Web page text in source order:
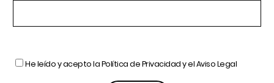
He leído y acepto laPolítica de Privacidady elAviso Legal